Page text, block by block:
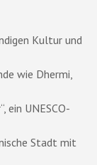
Kultur und
wie Dhermi,
ein UNESCO-
Stadt mit